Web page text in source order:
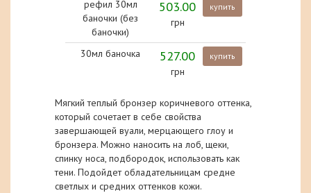
рефил 30мл
баночки (без
баночки)
503.00
грн
купить
30мл баночка 527.00
грн
купить
Мягкий теплый бронзер коричневого оттенка,
который сочетает в себе свойства
завершающей вуали, мерцающего глоу и
бронзера. Можно наносить на лоб, щеки,
спинку носа, подбородок, использовать как
тени. Подойдет обладательницам средне
светлых и средних оттенков кожи.